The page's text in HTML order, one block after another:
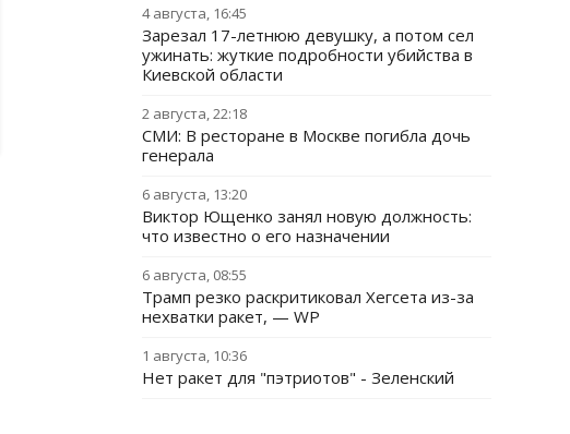
4 августа, 16:45
Зарезал 17-летнюю девушку, а потом сел
ужинать: жуткие подробности убийства в
Киевской области
2 августа, 22:18
СМИ: В ресторане в Москве погибла дочь
генерала
6 августа, 13:20
Виктор Ющенко занял новую должность:
что известно о его назначении
6 августа, 08:55
Трамп резко раскритиковал Хегсета из-за
нехватки ракет, — WP
1 августа, 10:36
Нет ракет для "пэтриотов" - Зеленский